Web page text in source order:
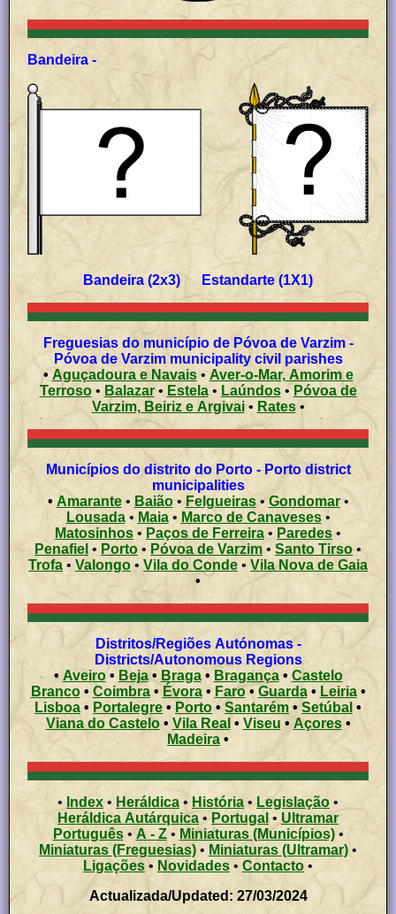
Bandeira -
Bandeira (2x3) Estandarte (1X1)
Freguesias do município de Póvoa de Varzim -
Póvoa de Varzim municipality civil parishes
• Aguçadoura e Navais•Aver-o-Mar, Amorim e
Terroso• Balazar• Estela• Laúndos•Póvoa de
Varzim, Beiriz e Argivai• Rates•
Municípios do distrito do Porto - Porto district
municipalities
• Amarante• Baião• Felgueiras•Gondomar•
Lousada• Maia• Marco de Canaveses•
Matosinhos • Paços de Ferreira • Paredes •
Penafiel • Porto • Póvoa de Varzim • Santo Tirso•
Trofa • Valongo • Vila do Conde • Vila Nova de Gaia
•
Distritos/Regiões Autónomas -
Districts/Autonomous Regions
• Aveiro• Beja• Braga•Bragança• Castelo
Branco• Coimbra• Évora• Faro• Guarda• Leiria•
Lisboa • Portalegre • Porto • Santarém • Setúbal •
Viana do Castelo• Vila Real • Viseu • Açores •
Madeira •
• Index • Heráldica •História • Legislação •
Heráldica Autárquica • Portugal • Ultramar
Português• A - Z• Miniaturas (Municípios)•
Miniaturas (Freguesias) • Miniaturas (Ultramar) •
Ligações • Novidades • Contacto •
Actualizada/Updated: 27/03/2024